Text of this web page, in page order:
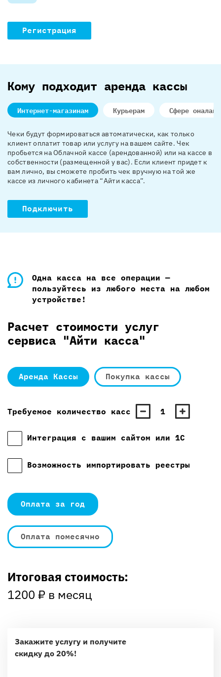
Регистрация
Кому подходит аренда кассы
Интернет-магазинам Курьерам Сфере
Чеки будут формироваться автоматически, как только
клиент оплатит товар или услугу на вашем сайте. Чек
пробьется на Облачной кассе (арендованной) или на кассе в
собственности (размещенной у вас). Если клиент придет к
вам лично, вы сможете пробить чек вручную на той же
кассе из личного кабинета “Айти касса”.
Подключить
Одна касса на все операции —
пользуйтесь из любого места на любом
устройстве!
Расчет стоимости услуг
сервиса "Айти касса"
Аренда Кассы Покупка кассы
Требуемое количество касс 1
Интеграция с вашим сайтом или 1С
Возможность импортировать реестры
Оплата за год
Оплата помесячно
Итоговая стоимость:
1200 ₽ в месяц
Закажите услугу и получите
скидку до 20%!